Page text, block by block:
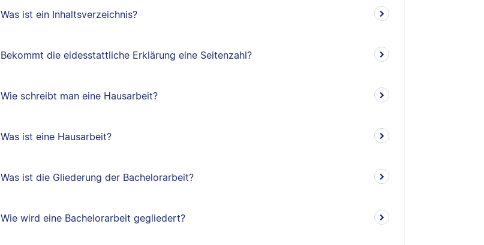
Was ist ein Inhaltsverzeichnis?
Bekommt die eidesstattliche Erklärung eine Seitenzahl?
Wie schreibt man eine Hausarbeit?
Was ist eine Hausarbeit?
Was ist die Gliederung der Bachelorarbeit?
Wie wird eine Bachelorarbeit gegliedert?